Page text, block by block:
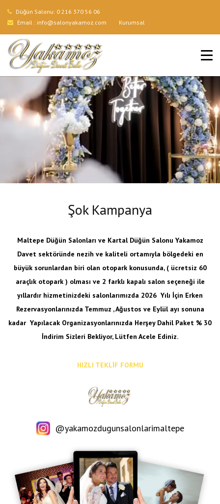
Düğün Salonu: 0 216 370 56 06
Email : info@salonyakamoz.com Kurumsal
ANA SAYFA
HIZMETLERIMIZ
MENÜLER
GALERI
BLOG
İLETIŞIM
Şok Kampanya
Maltepe Düğün Salonları ve Kartal Düğün Salonu Yakamoz
Davet sektöründe nezih ve kaliteli ortamıyla bölgedeki en
büyük sorunlardan biri olan otopark konusunda, ( ücretsiz 60
araçlık otopark ) olması ve 2 farklı kapalı salon seçeneği ile
yıllardır hizmetinizdeki salonlarımızda 2026 Yılı İçin Erken
Rezervasyonlarınızda Temmuz , Ağustos ve Eylül ayı sonuna
kadar Yapılacak Organizasyonlarınızda Herşey Dahil Paket % 30
İndirim Sizleri Bekliyor, Lütfen Acele Ediniz.
HIZLI TEKLİF FORMU
@yakamozdugunsalonlarimaltepe